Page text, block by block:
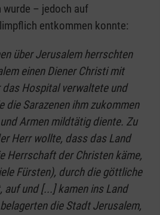
wurde – jedoch auf
entkommen konnte:
über Jerusalem herrschten
einen Diener Christi mit
das Hospital verwaltete und
die Sarazenen ihm zukommen
Armen mildtätig diente. Zu
Herr wollte, dass das Land
Herrschaft der Christen käme,
Fürsten), durch die göttliche
auf und [...] kamen ins Land
die Stadt Jerusalem,